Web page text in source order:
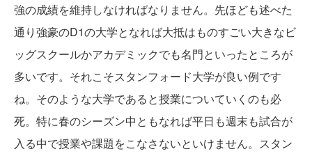
強の成績を維持しなければなりません。先ほども述べた
通り強豪のD1の大学となれば大抵はものすごい大きなビ
ッグスクールかアカデミックでも名門といったところが
多いです。それこそスタンフォード大学が良い例です
ね。そのような大学であると授業についていくのも必
死。特に春のシーズン中ともなれば平日も週末も試合が
入る中で授業や課題をこなさないといけません。スタン